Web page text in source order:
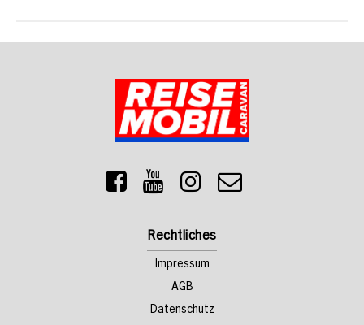
Rechtliches
Impressum
AGB
Datenschutz